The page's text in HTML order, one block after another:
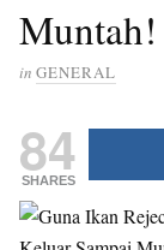
Muntah!
in GENERAL
84
SHARES